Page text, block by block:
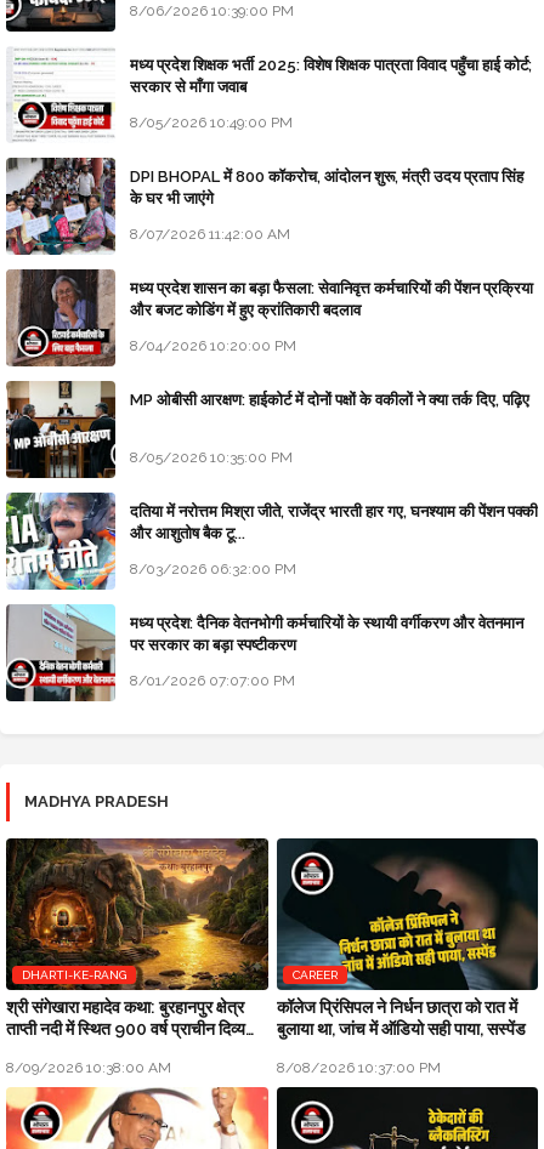
8/06/2026 10:39:00 PM
मध्य प्रदेश शिक्षक भर्ती 2025: विशेष शिक्षक पात्रता विवाद पहुँचा हाई कोर्ट;
सरकार से माँगा जवाब
8/05/2026 10:49:00 PM
DPI BHOPAL में 800 कॉकरोच, आंदोलन शुरू, मंत्री उदय प्रताप सिंह
के घर भी जाएंगे
8/07/2026 11:42:00 AM
मध्य प्रदेश शासन का बड़ा फैसला: सेवानिवृत्त कर्मचारियों की पेंशन प्रक्रिया
और बजट कोडिंग में हुए क्रांतिकारी बदलाव
8/04/2026 10:20:00 PM
MP ओबीसी आरक्षण: हाईकोर्ट में दोनों पक्षों के वकीलों ने क्या तर्क दिए, पढ़िए
8/05/2026 10:35:00 PM
दतिया में नरोत्तम मिश्रा जीते, राजेंद्र भारती हार गए, घनश्याम की पेंशन पक्की
और आशुतोष बैक टू...
8/03/2026 06:32:00 PM
मध्य प्रदेश: दैनिक वेतनभोगी कर्मचारियों के स्थायी वर्गीकरण और वेतनमान
पर सरकार का बड़ा स्पष्टीकरण
8/01/2026 07:07:00 PM
MADHYA PRADESH
DHARTI-KE-RANG
श्री संगेखारा महादेव कथा: बुरहानपुर क्षेत्र
ताप्ती नदी में स्थित 900 वर्ष प्राचीन दिव्य
8/09/2026 10:38:00 AM
CAREER
कॉलेज प्रिंसिपल ने निर्धन छात्रा को रात में
बुलाया था, जांच में ऑडियो सही पाया, सस्पेंड
8/08/2026 10:37:00 PM